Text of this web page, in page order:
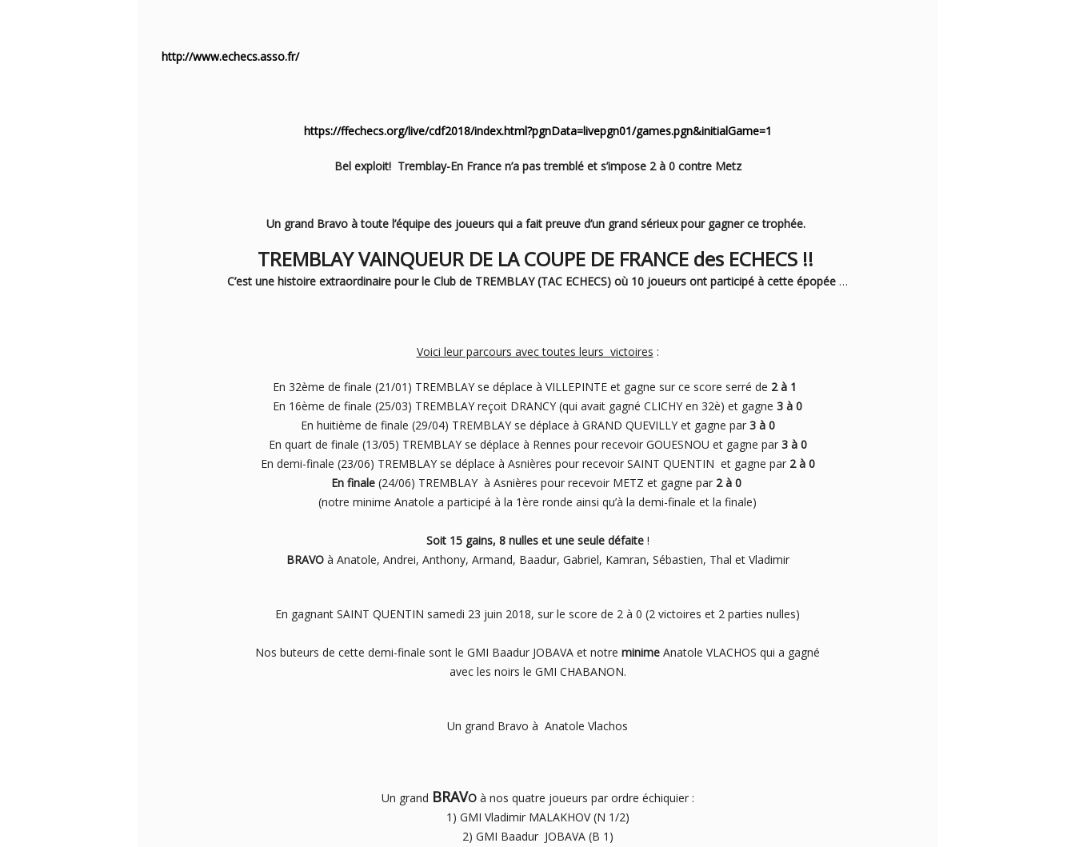
http://www.echecs.asso.fr/
https://ffechecs.org/live/cdf2018/index.html?pgnData=livepgn01/games.pgn&initialGame=1
Bel exploit! Tremblay-En France n’a pas tremblé et s’impose 2 à 0 contre Metz
Un grand Bravo à toute l’équipe des joueurs qui a fait preuve d’un grand sérieux pour gagner ce trophée.
TREMBLAY VAINQUEUR DE LA COUPE DE FRANCE des ECHECS !!
C’est une histoire extraordinaire pour le Club de TREMBLAY (TAC ECHECS) où 10 joueurs ont participé à cette épopée …
Voici leur parcours avec toutes leurs victoires :
En 32ème de finale (21/01) TREMBLAY se déplace à VILLEPINTE et gagne sur ce score serré de 2 à 1
En 16ème de finale (25/03) TREMBLAY reçoit DRANCY (qui avait gagné CLICHY en 32è) et gagne 3 à 0
En huitième de finale (29/04) TREMBLAY se déplace à GRAND QUEVILLY et gagne par 3 à 0
En quart de finale (13/05) TREMBLAY se déplace à Rennes pour recevoir GOUESNOU et gagne par 3 à 0
En demi-finale (23/06) TREMBLAY se déplace à Asnières pour recevoir SAINT QUENTIN et gagne par 2 à 0
En finale(24/06) TREMBLAY à Asnières pour recevoir METZ et gagne par 2 à 0
(notre minime Anatole a participé à la 1ère ronde ainsi qu’à la demi-finale et la finale)
Soit 15 gains, 8 nulles et une seule défaite!
BRAVOà Anatole, Andrei, Anthony, Armand, Baadur, Gabriel, Kamran, Sébastien, Thal et Vladimir
En gagnant SAINT QUENTIN samedi 23 juin 2018, sur le score de 2 à 0 (2 victoires et 2 parties nulles)
Nos buteurs de cette demi-finale sont le GMI Baadur JOBAVA et notre minime Anatole VLACHOS qui a gagné
avec les noirs le GMI CHABANON.
Un grand Bravo à Anatole Vlachos
Un grand BRAVOà nos quatre joueurs par ordre échiquier :
1) GMI Vladimir MALAKHOV (N 1/2)
2) GMI Baadur JOBAVA (B 1)